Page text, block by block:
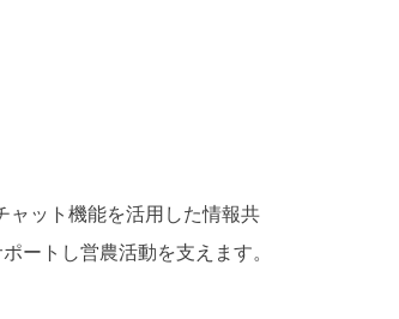
ャット機能を活用した情報共
ートし営農活動を支えます。